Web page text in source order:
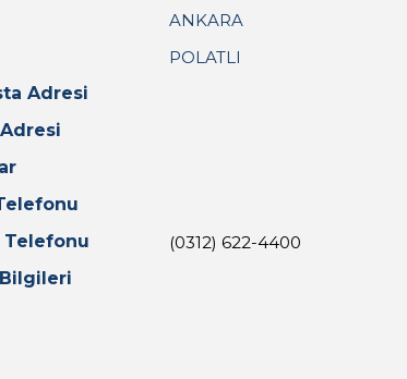
ANKARA
POLATLI
Adresi
Telefonu
(0312) 622-4400